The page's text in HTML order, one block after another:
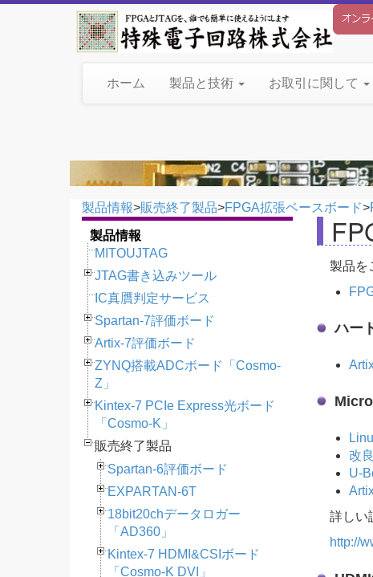
ホーム 製品と技術 お取引に関して
製品情報>販売終了製品>FPGA拡張ベースボード>
製品情報
MITOUJTAG
JTAG書き込みツール
IC真贋判定サービス
Spartan-7評価ボード
Artix-7評価ボード
ZYNQ搭載ADCボード「Cosmo-
Z」
Kintex-7 PCIe Express光ボード
「Cosmo-K」
販売終了製品
Spartan-6評価ボード
EXPARTAN-6T
18bit20chデータロガー
「AD360」
Kintex-7 HDMI&CSIボード
「Cosmo-K DVI」
製品を
ハー
改
U-
詳しい
http://